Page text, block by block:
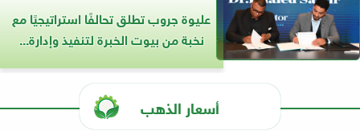
عليوة جروب تطلق تحالفًا استراتيجيًا مع
نخبة من بيوت الخبرة لتنفيذ وإدارة...
أسعار الذهب